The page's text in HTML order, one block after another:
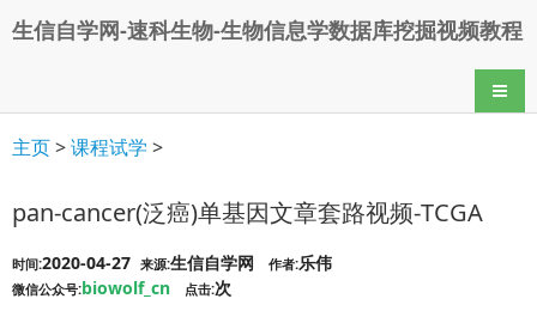
生信自学网-速科生物-生物信息学数据库挖掘视频教程
导航
主页>课程试学 >
pan-cancer(泛癌)单基因文章套路视频-TCGA
时间:2020-04-27 来源:生信自学网 作者:乐伟
微信公众号:biowolf_cn 点击:次